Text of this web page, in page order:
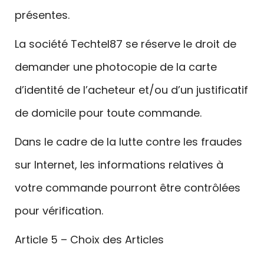
présentes.
La société Techtel87 se réserve le droit de
demander une photocopie de la carte
d’identité de l’acheteur et/ou d’un justificatif
de domicile pour toute commande.
Dans le cadre de la lutte contre les fraudes
sur Internet, les informations relatives à
votre commande pourront être contrôlées
pour vérification.
Article 5 – Choix des Articles